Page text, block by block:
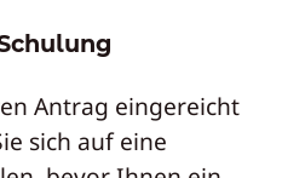
Antrag eingereicht
sich auf eine